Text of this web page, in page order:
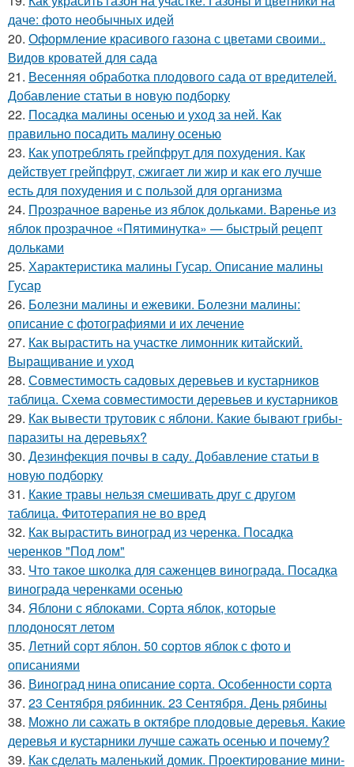
даче: фото необычных идей
20. Оформление красивого газона с цветами своими..
Видов кроватей для сада
21. Весенняя обработка плодового сада от вредителей.
Добавление статьи в новую подборку
22. Посадка малины осенью и уход за ней. Как
правильно посадить малину осенью
23. Как употреблять грейпфрут для похудения. Как
действует грейпфрут, сжигает ли жир и как его лучше
есть для похудения и с пользой для организма
24. Прозрачное варенье из яблок дольками. Варенье из
яблок прозрачное «Пятиминутка» — быстрый рецепт
дольками
25. Характеристика малины Гусар. Описание малины
Гусар
26. Болезни малины и ежевики. Болезни малины:
описание с фотографиями и их лечение
27. Как вырастить на участке лимонник китайский.
Выращивание и уход
28. Совместимость садовых деревьев и кустарников
таблица. Схема совместимости деревьев и кустарников
29. Как вывести трутовик с яблони. Какие бывают грибы-
паразиты на деревьях?
30. Дезинфекция почвы в саду. Добавление статьи в
новую подборку
31. Какие травы нельзя смешивать друг с другом
таблица. Фитотерапия не во вред
32. Как вырастить виноград из черенка. Посадка
черенков "Под лом"
33. Что такое школка для саженцев винограда. Посадка
винограда черенками осенью
34. Яблони с яблоками. Сорта яблок, которые
плодоносят летом
35. Летний сорт яблон. 50 сортов яблок с фото и
описаниями
36. Виноград нина описание сорта. Особенности сорта
37. 23 Сентября рябинник. 23 Сентября. День рябины
38. Можно ли сажать в октябре плодовые деревья. Какие
деревья и кустарники лучше сажать осенью и почему?
39. Как сделать маленький домик. Проектирование мини-